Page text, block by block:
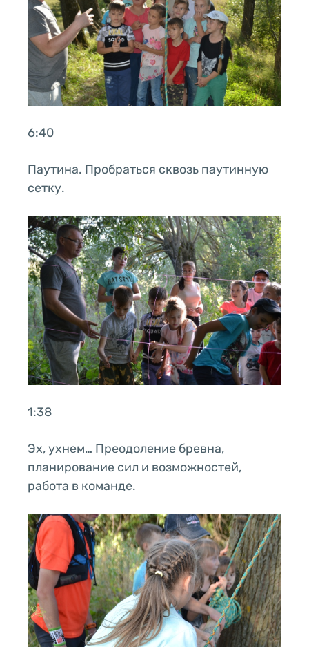
6:40
Паутина. Пробраться сквозь паутинную
сетку.
1:38
Эх, ухнем… Преодоление бревна,
планирование сил и возможностей,
работа в команде.